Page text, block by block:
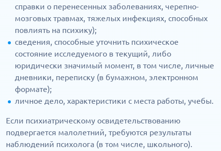
справки о перенесенных заболеваниях, черепно-
мозговых травмах, тяжелых инфекциях, способных
повлиять на психику);
сведения, способные уточнить психическое
состояние исследуемого в текущий, либо
юридически значимый момент, в том числе, личные
дневники, переписку (в бумажном, электронном
формате);
личное дело, характеристики с места работы, учебы.
Если психиатрическому освидетельствованию
подвергается малолетний, требуются результаты
наблюдений психолога (в том числе, школьного).